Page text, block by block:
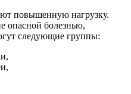
повышенную нагрузку.
опасной болезнью,
следующие группы: